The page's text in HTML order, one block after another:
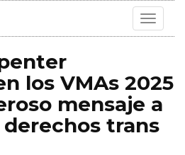
Toggle
los VMAs 2025
mensaje a
trans